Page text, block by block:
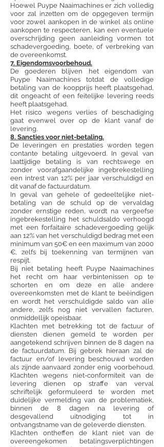
Hoewel Puype Naaimachines er zich volledig
voor zal inzetten om de opgegeven termijn
voor zowel aankopen in de winkel als online
aankopen te respecteren, kan een eventuele
overschrijding geen aanleiding vormen tot
schadevergoeding, boete, of verbreking van
de overeenkomst.
7. Eigendomsvoorbehoud.
De goederen blijven het eigendom van
Puype Naaimachines totdat de volledige
betaling van de koopprijs heeft plaatsgehad,
dit ongeacht of een feitelijke levering reeds
heeft plaatsgehad.
Het risico wegens verlies of beschadiging
gaat evenwel over op de klant vanaf de
levering.
8. Sancties voor niet-betaling.
De leveringen en prestaties worden tegen
contante betaling uitgevoerd. In geval van
laattijdige betaling is van rechtswege en
zonder voorafgaandelijke ingebrekestelling
een intrest van 12% per jaar verschuldigd en
dit vanaf de factuurdatum.
In geval van gehele of gedeeltelijke niet-
betaling van de schuld op de vervaldag
zonder ernstige reden, wordt na vergeefse
ingebrekestelling het schuldsaldo verhoogd
met een forfaitaire schadevergoeding gelijk
aan 12% van het verschuldigd bedrag met een
minimum van 50€ en een maximum van 2000
€, zelfs bij toekenning van termijnen van
respijt.
Bij niet betaling heeft Puype Naaimachines
het recht om haar verbintenissen op te
schorten en om deze en alle andere
overeenkomsten met de klant te beëindigen
en wordt het verschuldigde saldo van alle
andere, zelfs nog niet vervallen facturen,
onmiddellijk opeisbaar.
Klachten met betrekking tot de factuur of
diensten dienen gemeld te worden per
aangetekend schrijven binnen de 8 dagen na
de factuurdatum. Bij gebrek hieraan zal de
factuur en/of levering beschouwd worden
als zijnde aanvaard zonder enig voorbehoud.
Klachten wegens niet-conformiteit van de
levering dienen op straffe van verval
schriftelijk geformuleerd te worden met
duidelijke vermelding van de problematiek,
binnen de 8 dagen na levering of
desgevallend uitnodiging tot in
ontvangstname van de geleverde diensten.
Klachten ontheffen de klant niet van de
overeengekomen betalingsverplichtingen